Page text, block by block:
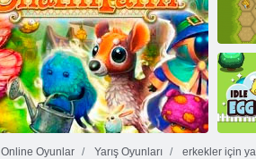
Bebek Hazel. Domates yetiştiriciliği
Online Oyunlar Yarış Oyunları erkekler için